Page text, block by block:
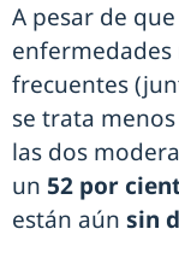
A pesar de
frecuentes
se trata
las dos
un 52 por
están aún sin